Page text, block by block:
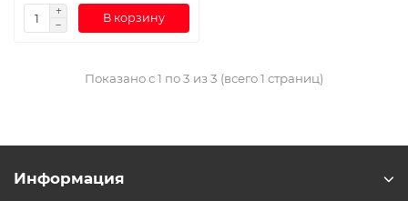
В корзину
Показано с 1 по 3 из 3 (всего 1 страниц)
Информация